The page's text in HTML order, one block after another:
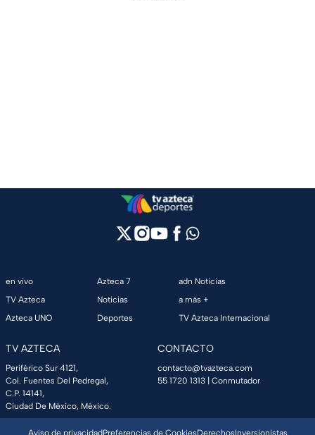
en vivo
TV Azteca
Azteca UNO
Azteca 7
Noticias
Deportes
adn Noticias
a más +
TV Azteca Internacional
TV AZTECA
Periférico Sur 4121,
Col. Fuentes Del Pedregal,
C.P. 14141,
Ciudad De México, México.
CONTACTO
contacto@tvazteca.com
55 1720 1313 | Conmutador
Aviso de privacidadPreferencias de CookiesDerechosInversionistas